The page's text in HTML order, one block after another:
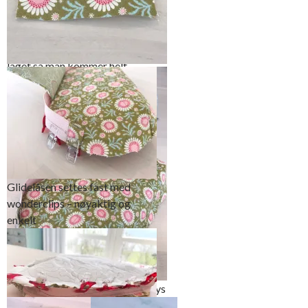
som har innebygget
laget så man kommer helt
nærme tennene på
glidlåsen noe som vi kan
utnytte til å komme helt
nærme tittekanten. Det er
viktig at du husker å flytte
nålen enten helt ut til
venstre eller høyre
nåleposisjon
Jeg valgte en synlig glidelås på
25cm til vesken. I hver ende ble
det sydd en avslutining i veskens
stoff for å få en fin overgang fra
glidelås til sidesøm
Den vrengsydde veskaflappen sys
fast først til veskens “bakstykke”
Glidelåsen settes fast med
wonderclips – nøyaktig og
enkelt